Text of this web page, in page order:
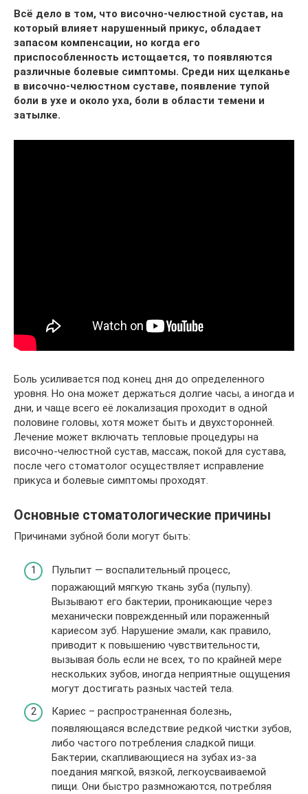
Всё дело в том, что височно-челюстной сустав, на
который влияет нарушенный прикус, обладает
запасом компенсации, но когда его
приспособленность истощается, то появляются
различные болевые симптомы. Среди них щелканье
в височно-челюстном суставе, появление тупой
боли в ухе и около уха, боли в области темени и
затылке.
Боль усиливается под конец дня до определенного
уровня. Но она может держаться долгие часы, а иногда и
дни, и чаще всего её локализация проходит в одной
половине головы, хотя может быть и двухсторонней.
Лечение может включать тепловые процедуры на
височно-челюстной сустав, массаж, покой для сустава,
после чего стоматолог осуществляет исправление
прикуса и болевые симптомы проходят.
Основные стоматологические причины
Причинами зубной боли могут быть:
Пульпит — воспалительный процесс,
поражающий мягкую ткань зуба (пульпу).
Вызывают его бактерии, проникающие через
механически поврежденный или пораженный
кариесом зуб. Нарушение эмали, как правило,
приводит к повышению чувствительности,
вызывая боль если не всех, то по крайней мере
нескольких зубов, иногда неприятные ощущения
могут достигать разных частей тела.
Кариес – распространенная болезнь,
появляющаяся вследствие редкой чистки зубов,
либо частого потребления сладкой пищи.
Бактерии, скапливающиеся на зубах из-за
поедания мягкой, вязкой, легкоусваиваемой
пищи. Они быстро размножаются, потребляя